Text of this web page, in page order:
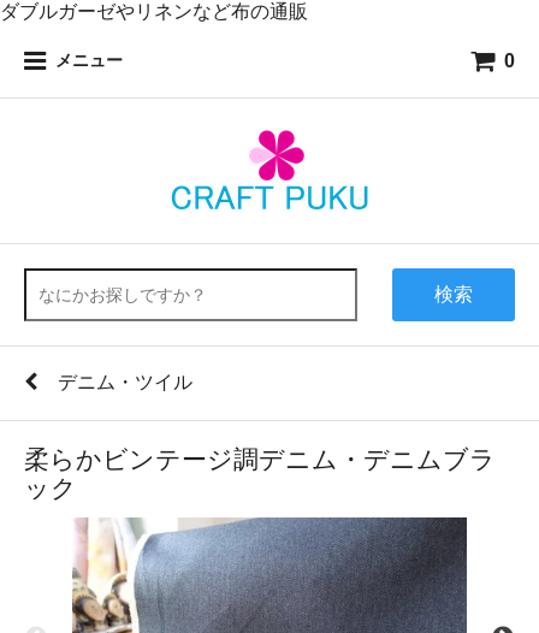
ダブルガーゼやリネンなど布の通販
メニュー 0
検索
デニム・ツイル
柔らかビンテージ調デニム・デニムブラ
ック